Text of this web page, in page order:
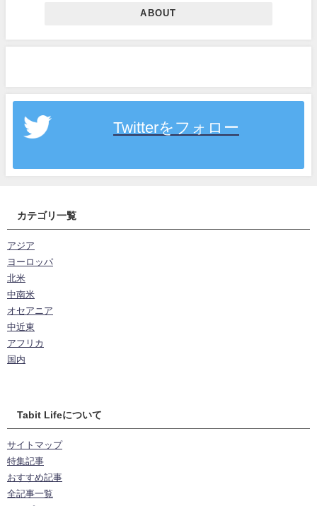
ABOUT
Twitterをフォロー
カテゴリ一覧
アジア
ヨーロッパ
北米
中南米
オセアニア
中近東
アフリカ
国内
Tabit Lifeについて
サイトマップ
特集記事
おすすめ記事
全記事一覧